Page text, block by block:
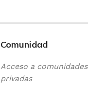
Comunidad
Acceso a comunidades
privadas